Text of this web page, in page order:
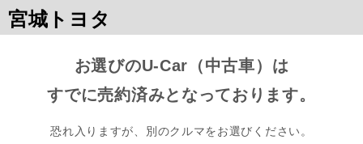
宮城トヨタ
お選びのU-Car（中古車）は
すでに売約済みとなっております。
恐れ入りますが、別のクルマをお選びください。